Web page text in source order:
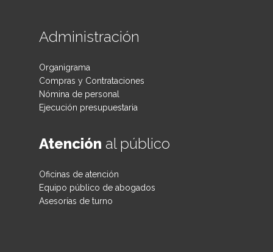
Administración
Organigrama
Compras y Contrataciones
Nómina de personal
Ejecución presupuestaria
Atención al público
Oficinas de atención
Equipo público de abogados
Asesorías de turno